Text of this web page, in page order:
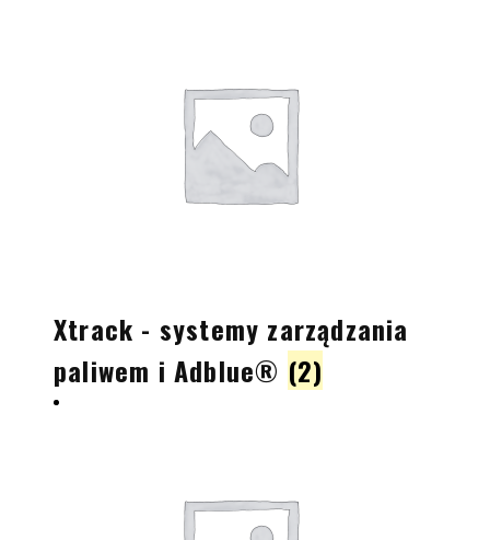
Xtrack - systemy zarządzania
paliwem i Adblue® (2)